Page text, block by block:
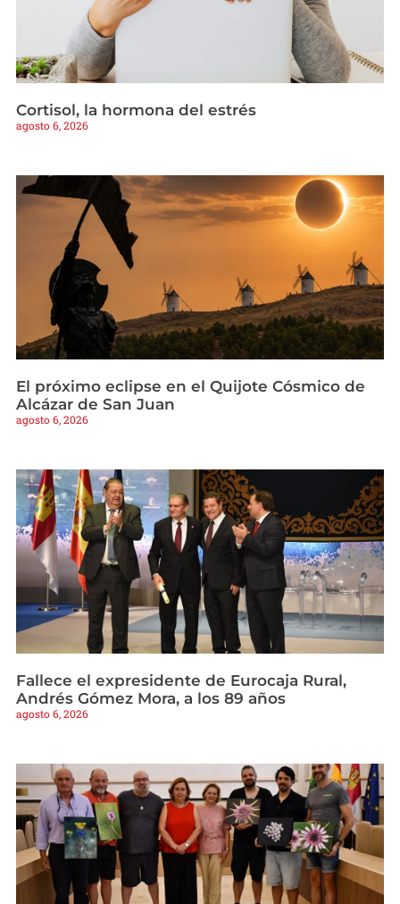
Cortisol, la hormona del estrés
agosto 6, 2026
El próximo eclipse en el Quijote Cósmico de
Alcázar de San Juan
agosto 6, 2026
Fallece el expresidente de Eurocaja Rural,
Andrés Gómez Mora, a los 89 años
agosto 6, 2026